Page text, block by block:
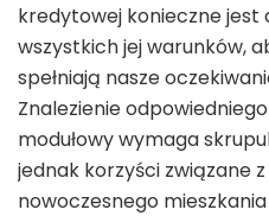
kredytowej konieczne jest
wszystkich jej warunków,
spełniają nasze
Znalezienie
modułowy wymaga
jednak korzyści związane
nowoczesnego